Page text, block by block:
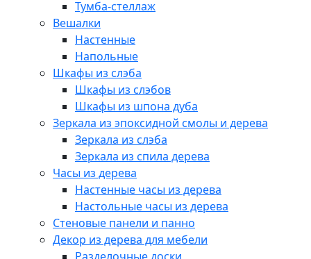
Тумба-стеллаж
Вешалки
Настенные
Напольные
Шкафы из слэба
Шкафы из слэбов
Шкафы из шпона дуба
Зеркала из эпоксидной смолы и дерева
Зеркала из слэба
Зеркала из спила дерева
Часы из дерева
Настенные часы из дерева
Настольные часы из дерева
Стеновые панели и панно
Декор из дерева для мебели